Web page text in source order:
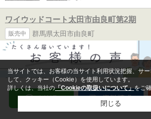
ワイウッドコート太田市由良町第2期
販売中 群馬県太田市由良町
新築
東武伊勢崎線
「細谷
」駅
東武伊勢崎線 「木崎」駅
東武桐生線「三枚橋」駅
ワイウッドコート前橋市敷島町第1期【
当サイトでは、お客様の当サイト利用状況把握、サ
して、クッキー（Cookie）を使用しています。
詳しくは、当社の「Cookieの取扱いについて」をご
閉じる